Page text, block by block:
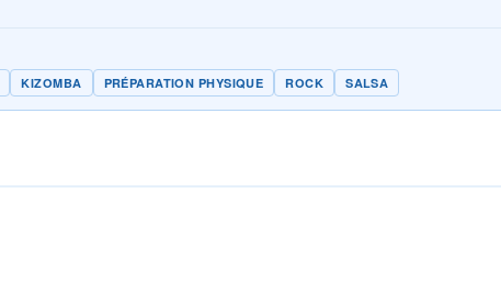
KIZOMBA PRÉPARATION PHYSIQUE ROCK SALSA